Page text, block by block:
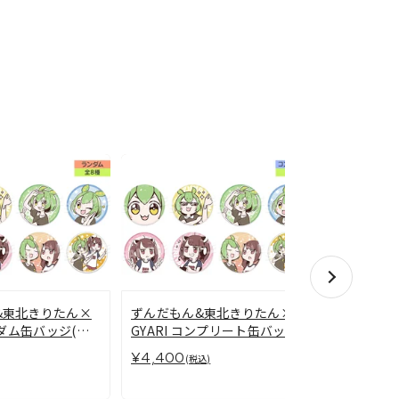
北きりたん×
ム缶バッジ(全8
ずんだもん&東北きりたん×
GYARI コンプリート缶バッジ
¥4,400 (税込)